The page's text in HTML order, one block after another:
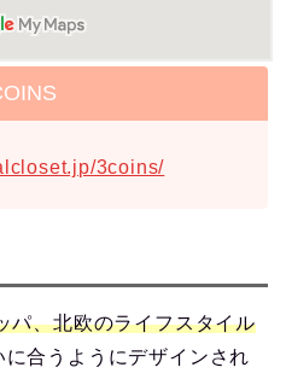
3coins/
パ、北欧のライフスタイル
合うようにデザインされ